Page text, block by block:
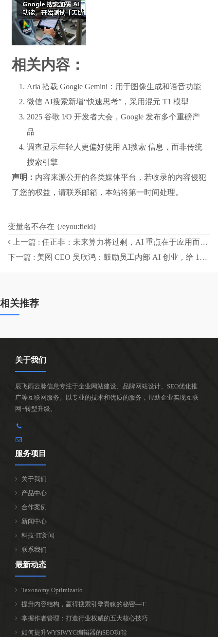
相关内容：
Aria 搭载 Google Gemini：用于图像生成和语音功能
微信 AI搜索新增“快速思考”，采用混元 T1 模型
2025 谷歌 I/O 开发者大会，Google 发布多个重磅产
品
调查显示年轻人更偏好使用 AI搜索 信息，而非传统
搜索引擎
声明： 内容来源公开的各类媒体平台，若收录的内容侵犯
了您的权益，请联系邮箱，本站将第一时间处理。
变量名不存在 {/eyou:field}
上一篇 : 任正非：未来算力将过剩，AI 重点在于应用而非发明
下一篇 : 美图 CEO 吴欣鸿：鼓励员工内部 AI 创业，给 1000 万元“风投”
相关推荐
关于我们
辰飞雨云脉信息专注于企业网站建设、品牌网站设计、SEO优化推
广等互联网服务。以专业的技术和优质的服务，帮助企业实现互联
网+转型升级。
服务项目
关于我们
产品中心
合作案例
新闻中心
科技-IT新闻
联系我们
最新动态
Taxonomy Optimizatio
提升内容结构，赢得搜索引擎青睐的秘密—T
掌握作者管理：打造行业权威的五大核心技巧
如何提升WYSIWYG编辑器的SEO功能